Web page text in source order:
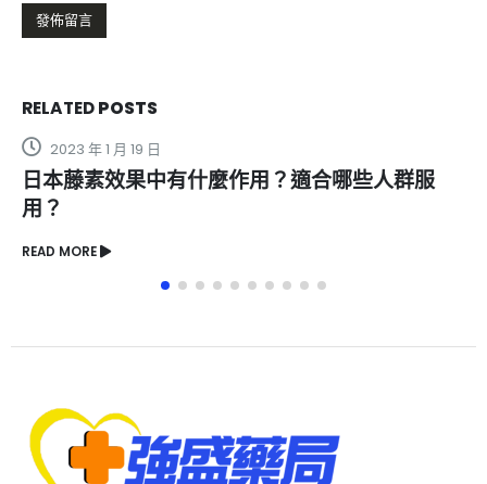
RELATEDPOSTS
服
2023 年 1 月 12 日
海狗丸有什麼副作用？副作用影響大嗎？